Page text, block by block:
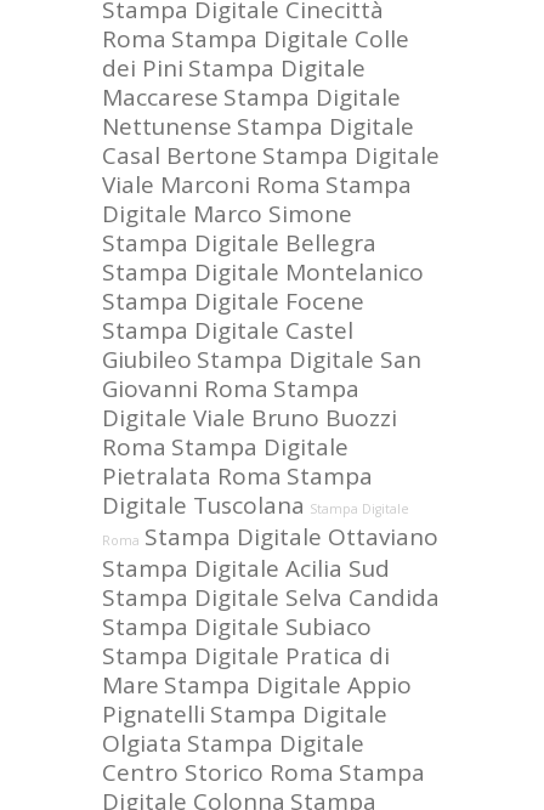
Stampa Digitale Cinecittà
Roma Stampa Digitale Colle
dei Pini Stampa Digitale
Maccarese Stampa Digitale
Nettunense Stampa Digitale
Casal Bertone Stampa Digitale
Viale Marconi Roma Stampa
Digitale Marco Simone
Stampa Digitale Bellegra
Stampa Digitale Montelanico
Stampa Digitale Focene
Stampa Digitale Castel
Giubileo Stampa Digitale San
Giovanni Roma Stampa
Digitale Viale Bruno Buozzi
Roma Stampa Digitale
Pietralata Roma Stampa
Digitale Tuscolana Stampa Digitale
Roma Stampa Digitale Ottaviano
Stampa Digitale Acilia Sud
Stampa Digitale Selva Candida
Stampa Digitale Subiaco
Stampa Digitale Pratica di
Mare Stampa Digitale Appio
Pignatelli Stampa Digitale
Olgiata Stampa Digitale
Centro Storico Roma Stampa
Digitale Colonna Stampa